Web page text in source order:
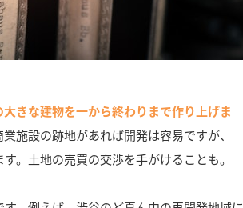
きな建物を一から終わりまで作り上げま
施設の跡地があれば開発は容易ですが、
。土地の売買の交渉を手がけることも。